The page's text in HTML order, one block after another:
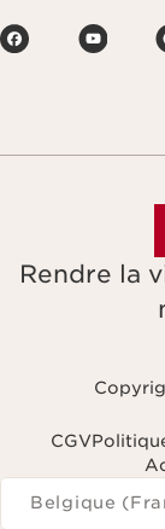
Rendre la
CGV
Naviguer vers
Belgique